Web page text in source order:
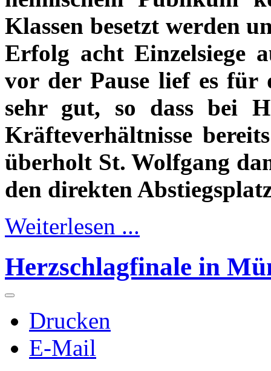
Klassen besetzt werden
Erfolg acht Einzelsiege
vor der Pause lief es für
sehr gut, so dass bei
Kräfteverhältnisse
überholt St. Wolfgang
den direkten
Weiterlesen ...
Herzschlagfinale in
Drucken
E-Mail